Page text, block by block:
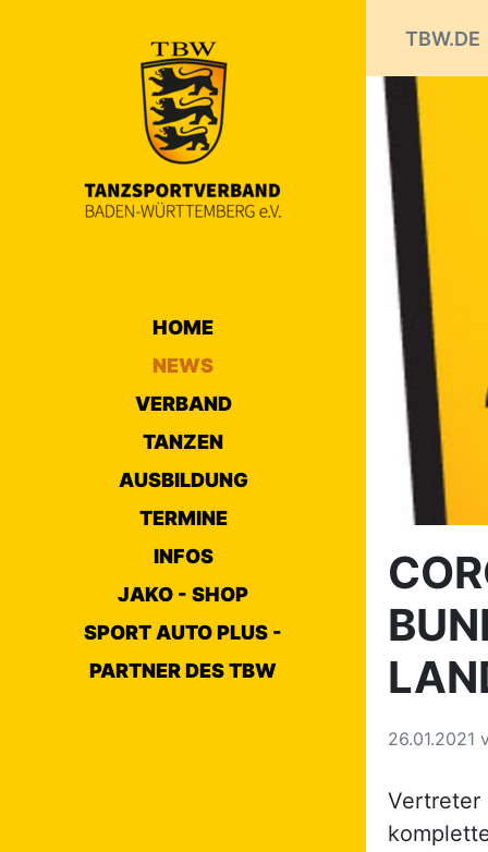
HOME
NEWS
VERBAND
TANZEN
AUSBILDUNG
TERMINE
INFOS
JAKO - SHOP
SPORT AUTO PLUS -
PARTNER DES TBW
TBW.DE
26.01.2021
Vertreter